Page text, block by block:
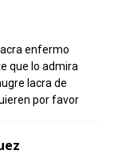
enfermo
que lo admira
lacra de
por favor